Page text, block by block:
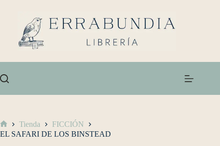
Tienda
FICCIÓN
EL SAFARI DE LOS BINSTEAD